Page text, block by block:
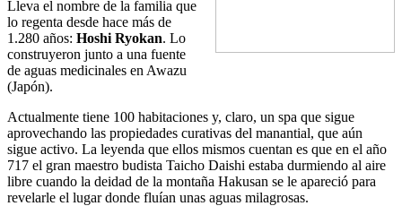
Lleva el nombre de la familia que
lo regenta desde hace más de
1.280 años: Hoshi Ryokan. Lo
construyeron junto a una fuente
de aguas medicinales en Awazu
(Japón).
Actualmente tiene 100 habitaciones y, claro, un spa que sigue
aprovechando las propiedades curativas del manantial, que aún
sigue activo. La leyenda que ellos mismos cuentan es que en el año
717 el gran maestro budista Taicho Daishi estaba durmiendo al aire
libre cuando la deidad de la montaña Hakusan se le apareció para
revelarle el lugar donde fluían unas aguas milagrosas.